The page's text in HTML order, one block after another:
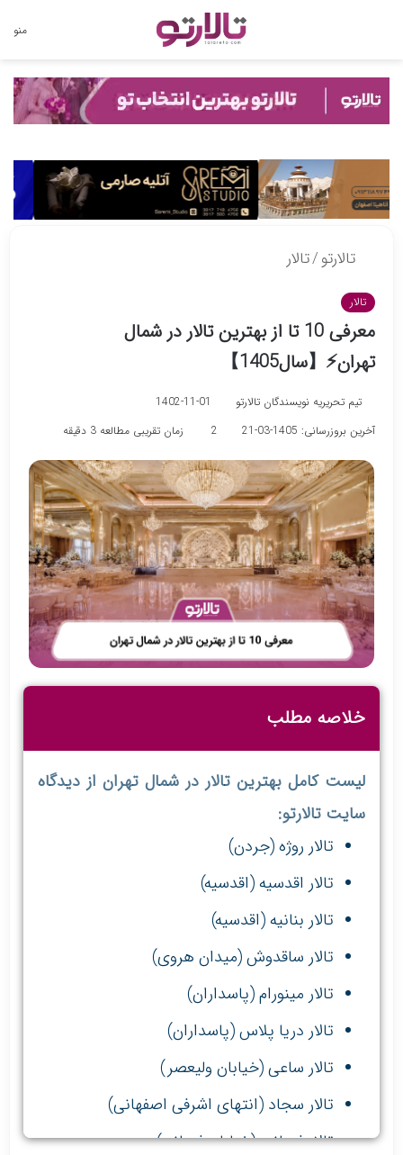
منو
تالارتو/تالار
تالار
معرفی 10 تا از بهترین تالار در شمال
تهران⚡【سال1405】
تیم تحریریه نویسندگان تالارتو
1402-11-01
آخرین بروزرسانی: 1405-03-21
2 زمان تقریبی مطالعه 3 دقیقه
خلاصه مطلب
لیست کامل بهترین تالار در شمال تهران از دیدگاه
سایت تالارتو:
تالار روژه (جردن)
تالار اقدسیه (اقدسیه)
تالار بنانیه (اقدسیه)
تالار ساقدوش (میدان هروی)
تالار مینورام (پاسداران)
تالار دریا پلاس (پاسداران)
تالار ساعی (خیابان ولیعصر)
تالار سجاد (انتهای اشرفی اصفهانی)
تالار فرمانیه (خیابان فرمانیه)